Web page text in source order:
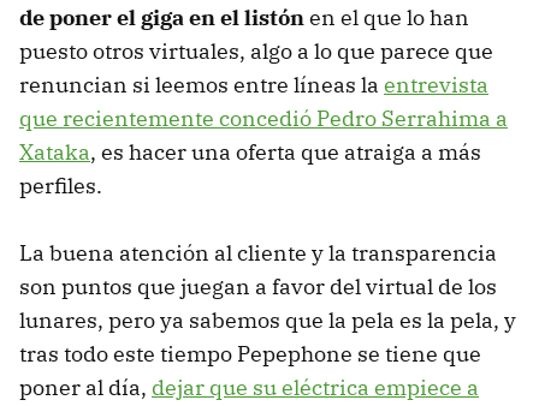
de poner el giga en el listónen el que lo han
puesto otros virtuales, algo a lo que parece que
renuncian si leemos entre líneas la entrevista
que recientemente concedió Pedro Serrahima a
Xataka, es hacer una oferta que atraiga a más
perfiles.
La buena atención al cliente y la transparencia
son puntos que juegan a favor del virtual de los
lunares, pero ya sabemos que la pela es la pela, y
tras todo este tiempo Pepephone se tiene que
poner al día, dejar que su eléctrica empiece a